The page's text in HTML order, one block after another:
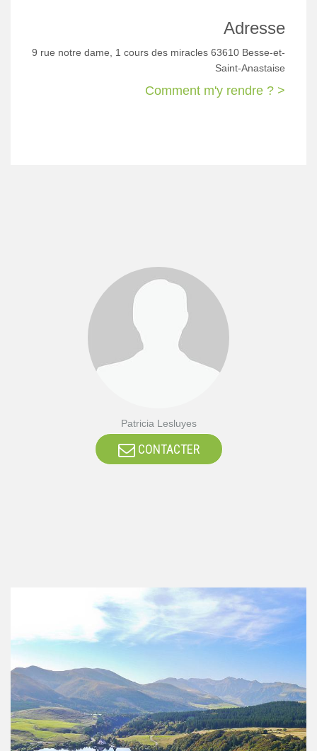
Adresse
9 rue notre dame, 1 cours des miracles 63610 Besse-et-
Saint-Anastaise
Comment m'y rendre ? >
Patricia Lesluyes
CONTACTER